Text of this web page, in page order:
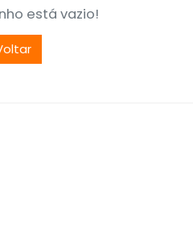
está vazio!